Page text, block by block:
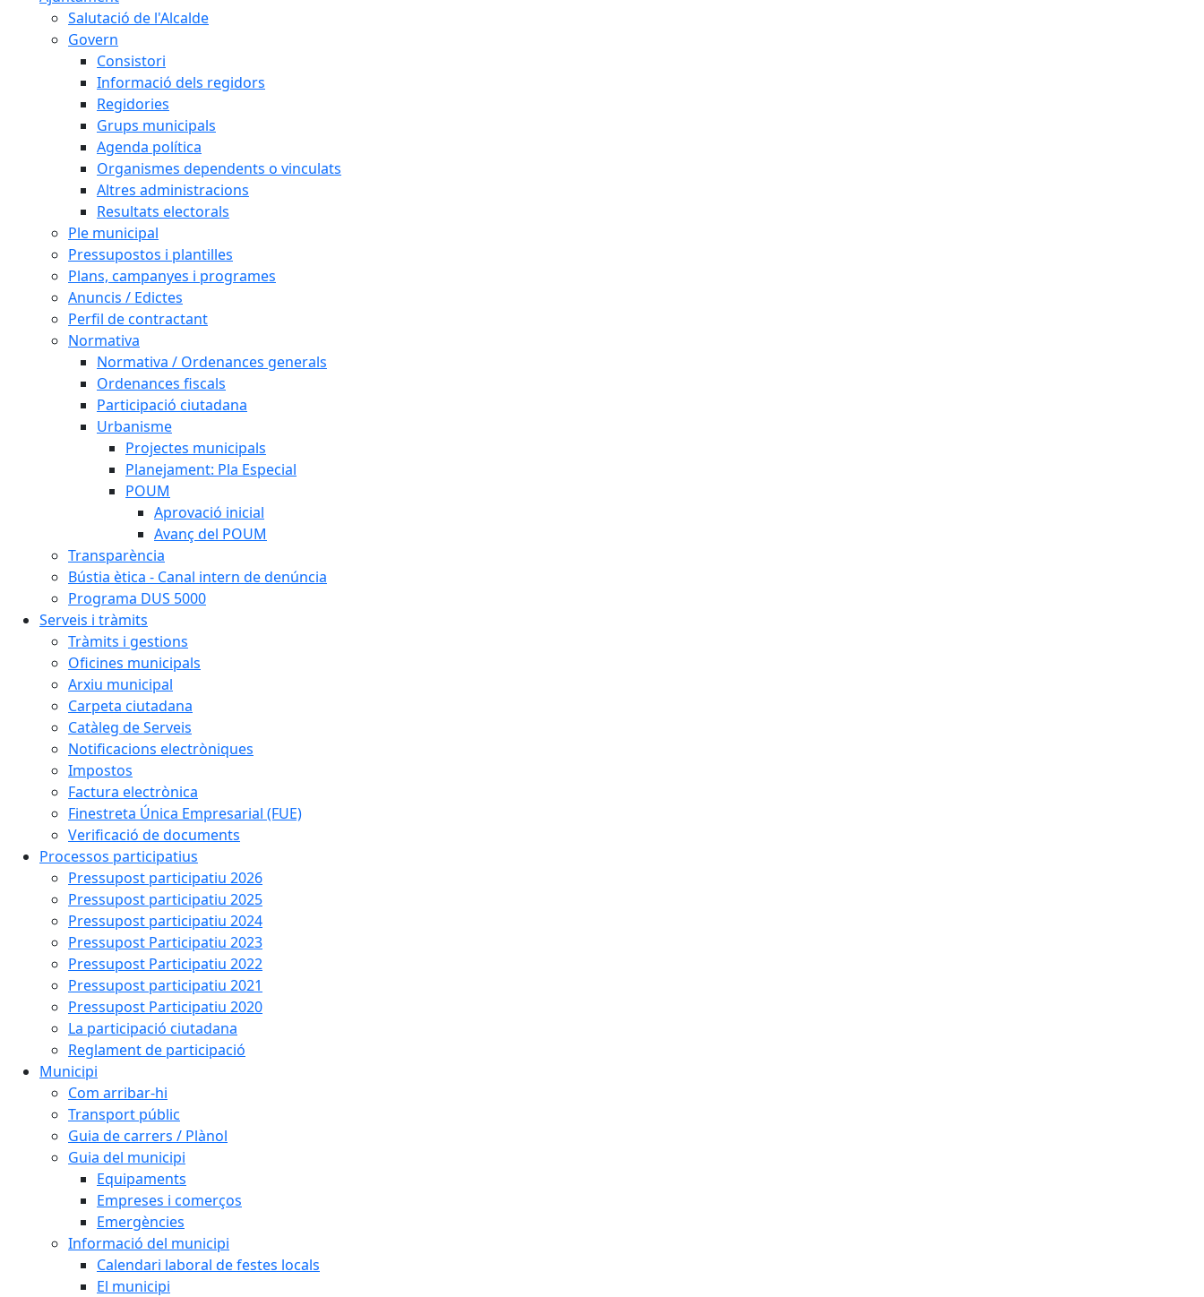
Salutació de l'Alcalde
Govern
Consistori
Informació dels regidors
Regidories
Grups municipals
Agenda política
Organismes dependents o vinculats
Altres administracions
Resultats electorals
Ple municipal
Pressupostos i plantilles
Plans, campanyes i programes
Anuncis / Edictes
Perfil de contractant
Normativa
Normativa / Ordenances generals
Ordenances fiscals
Participació ciutadana
Urbanisme
Projectes municipals
Planejament: Pla Especial
POUM
Aprovació inicial
Avanç del POUM
Transparència
Bústia ètica - Canal intern de denúncia
Programa DUS 5000
Serveis i tràmits
Tràmits i gestions
Oficines municipals
Arxiu municipal
Carpeta ciutadana
Catàleg de Serveis
Notificacions electròniques
Impostos
Factura electrònica
Finestreta Única Empresarial (FUE)
Verificació de documents
Processos participatius
Pressupost participatiu 2026
Pressupost participatiu 2025
Pressupost participatiu 2024
Pressupost Participatiu 2023
Pressupost Participatiu 2022
Pressupost participatiu 2021
Pressupost Participatiu 2020
La participació ciutadana
Reglament de participació
Municipi
Com arribar-hi
Transport públic
Guia de carrers / Plànol
Guia del municipi
Equipaments
Empreses i comerços
Emergències
Informació del municipi
Calendari laboral de festes locals
El municipi